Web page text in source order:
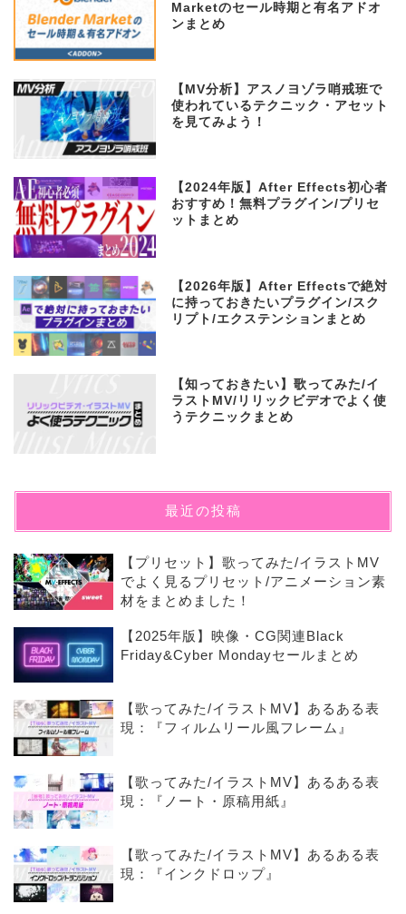
Marketのセール時期と有名アドオ
ンまとめ
【MV分析】アスノヨゾラ哨戒班で
使われているテクニック・アセット
を見てみよう！
【2024年版】After Effects初心者
おすすめ！無料プラグイン/プリセ
ットまとめ
【2026年版】After Effectsで絶対
に持っておきたいプラグイン/スク
リプト/エクステンションまとめ
【知っておきたい】歌ってみた/イ
ラストMV/リリックビデオでよく使
うテクニックまとめ
最近の投稿
【プリセット】歌ってみた/イラストMV
でよく見るプリセット/アニメーション素
材をまとめました！
【2025年版】映像・CG関連Black
Friday&Cyber Mondayセールまとめ
【歌ってみた/イラストMV】あるある表
現：『フィルムリール風フレーム』
【歌ってみた/イラストMV】あるある表
現：『ノート・原稿用紙』
【歌ってみた/イラストMV】あるある表
現：『インクドロップ』